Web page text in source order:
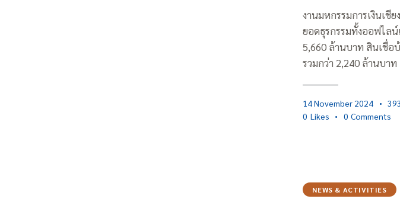
งานมหกรรมการเงินเชี
ยอดธุรกรรมทั้งออฟไล
5,660 ล้านบาท สินเชื่
รวมกว่า 2,240 ล้านบาท
14 November 2024 393
0 Likes 0 Comments
NEWS & ACTIVITIES